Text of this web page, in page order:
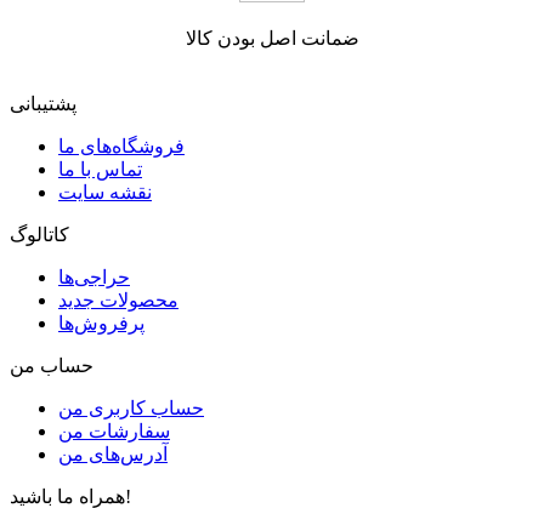
ضمانت اصل بودن کالا
پشتیبانی
فروشگاه‌های ما
تماس با ما
نقشه سایت
کاتالوگ
حراجی‌ها
محصولات جدید
پرفروش‌ها
حساب من
حساب کاربری من
سفارشات من
آدرس‌های من
همراه ما باشید!